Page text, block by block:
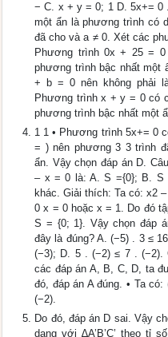
− C. x + y = 0; 1 D. 5x+= 0
một ẩn là phương trình có
đã cho và a ≠ 0. Xét các
Phương trình 0x + 25 =
phương trình bậc nhất một
+ b = 0 nên không phải
Phương trình x + y = 0 có
phương trình bậc nhất một
1 1 • Phương trình 5x+= 0
= ) nên phương 3 3 trình
ẩn. Vậy chọn đáp án D.
– x = 0 là: A. S ={0}; B. S
khác. Giải thích: Ta có: x2
0 x = 0 hoặc x = 1. Do đó
S = {0; 1}. Vậy chọn đáp
đây là đúng? A. (−5) . 3 ≤
(−3); D. 5 . (−2) ≤ 7 .
các đáp án A, B, C, D, ta
đó, đáp án A đúng. • Ta
(−2).
Do đó, đáp án D sai. Vậy
dạng với ∆A’B’C’ theo tỉ